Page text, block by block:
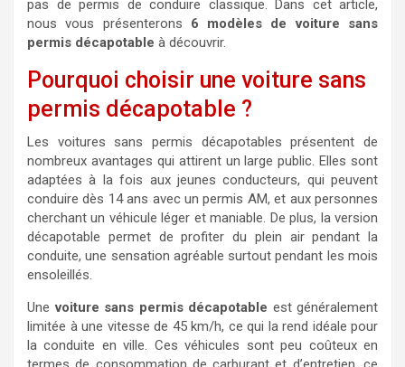
pas de permis de conduire classique. Dans cet article,
nous vous présenterons 6 modèles de voiture sans
permis décapotable à découvrir.
Pourquoi choisir une voiture sans
permis décapotable ?
Les voitures sans permis décapotables présentent de
nombreux avantages qui attirent un large public. Elles sont
adaptées à la fois aux jeunes conducteurs, qui peuvent
conduire dès 14 ans avec un permis AM, et aux personnes
cherchant un véhicule léger et maniable. De plus, la version
décapotable permet de profiter du plein air pendant la
conduite, une sensation agréable surtout pendant les mois
ensoleillés.
Unevoiture sans permis décapotable est généralement
limitée à une vitesse de 45 km/h, ce qui la rend idéale pour
la conduite en ville. Ces véhicules sont peu coûteux en